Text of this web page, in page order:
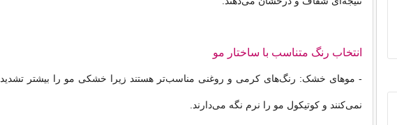
انتخاب رنگ متناسب با ساختار مو
- موهای خشک: رنگ‌های کرمی و روغنی مناسب‌تر هستند زیرا خشکی مو را بیشتر تشدید
نمی‌کنند و کوتیکول مو را نرم نگه می‌دارند.